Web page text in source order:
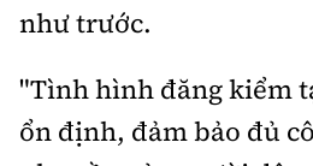
như trước.
"Tình hình đăng kiểm
ổn định, đảm bảo đủ